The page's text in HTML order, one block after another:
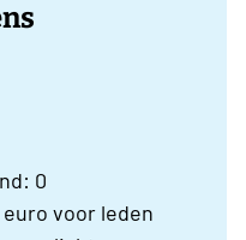
0
euro voor leden